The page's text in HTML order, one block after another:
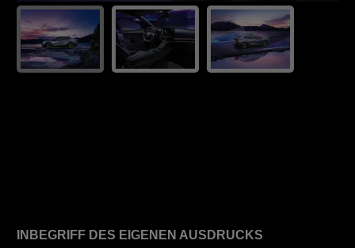
INBEGRIFF DES EIGENEN AUSDRUCKS